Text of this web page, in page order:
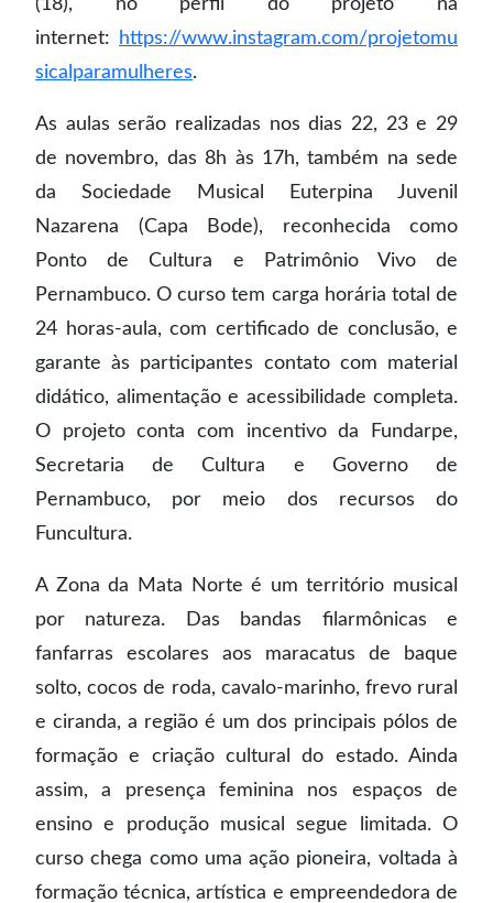
(18), no perfil do projeto na
internet:
https://www.instagram.com/projetomu
sicalparamulheres.
As aulas serão realizadas nos dias 22, 23 e 29
de novembro, das 8h às 17h, também na sede
da Sociedade Musical Euterpina Juvenil
Nazarena (Capa Bode), reconhecida como
Ponto de Cultura e Patrimônio Vivo de
Pernambuco. O curso tem carga horária total de
24 horas-aula, com certificado de conclusão, e
garante às participantes contato com material
didático, alimentação e acessibilidade completa.
O projeto conta com incentivo da Fundarpe,
Secretaria de Cultura e Governo de
Pernambuco, por meio dos recursos do
Funcultura.
A Zona da Mata Norte é um território musical
por natureza. Das bandas filarmônicas e
fanfarras escolares aos maracatus de baque
solto, cocos de roda, cavalo-marinho, frevo rural
e ciranda, a região é um dos principais pólos de
formação e criação cultural do estado. Ainda
assim, a presença feminina nos espaços de
ensino e produção musical segue limitada. O
curso chega como uma ação pioneira, voltada à
formação técnica, artística e empreendedora de